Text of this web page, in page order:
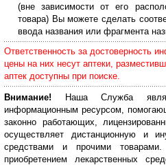
(вне зависимости от его
товара) Вы можете сделать
ввода названия или фрагмента
Ответственность за достоверность
цены на них несут аптеки,
аптек доступны при поиске.
Внимание! Наша Служба
информационным ресурсом,
законно работающих,
осуществляет дистанционную и
средствами и прочими
приобретением лекарственных